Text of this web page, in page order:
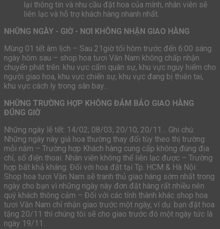
lại thông tin và nhu cầu đặt hoa của mình, nhân viên sẽ
liên lạc và hỗ trợ khách hàng nhanh nhất.
NHỮNG NGÀY - GIỜ - NƠI KHÔNG NHẬN GIAO HÀNG
Mùng 01 tết âm lịch – Sau 21giờ tối hôm trước đến 6:00 sáng
ngày hôm sau – shop hoa tươi Văn Nam không chấp nhận
chuyển phát trên: khu vực cấm quân sự, khu vực nguy hiểm cho
người giao hoa, khu vực chiến sự, khu vực đang bị thiên tai,
khu vực cách ly trong sân bay…
NHỮNG TRƯỜNG HỢP KHÔNG ĐẢM BẢO GIAO HÀNG
ĐÚNG GIỜ
Những ngày lễ tết: 14/02; 08/03; 20/10; 20/11… Ghi chú:
Những ngày này giá hoa thường thay đổi tùy theo thị trường
mỗi năm – Trường hợp Khách hàng cung cấp không đúng địa
chỉ, số điện thoai. Nhân viên không thể liên lạc được – Trường
hợp bất khả kháng. Đối với hoa đặt tại Tp. HCM & Hà Nội:
Shop hoa tươi Văn Nam sẽ tranh thủ giao hàng sớm nhất trong
ngày cho bạn vì những ngày này đơn đặt hàng rất nhiều nên
quý khách thông cảm – Đối với các tỉnh thành khác shop hoa
tươi Văn Nam chỉ nhận giao trước một ngày, ví dụ: bạn đặt hoa
tặng 20/11 thì chúng tôi sẽ cho giao trước đó một ngày tức là
ngày 19/11.